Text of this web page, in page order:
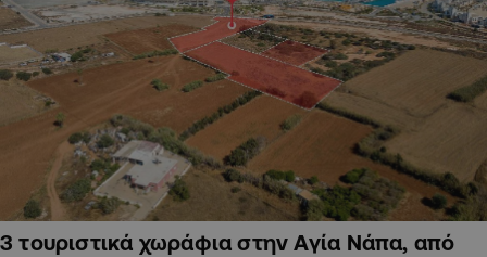
3 τουριστικά χωράφια στην Αγία Νάπα, από